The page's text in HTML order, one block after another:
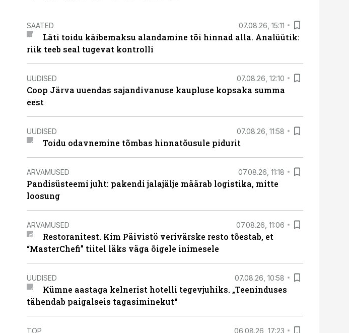
SAATED 07.08.26, 15:11
Läti toidu käibemaksu alandamine tõi hinnad alla. Analüütik:
riik teeb seal tugevat kontrolli
UUDISED 07.08.26, 12:10
Coop Järva uuendas sajandivanuse kaupluse kopsaka summa
eest
UUDISED 07.08.26, 11:58
Toidu odavnemine tõmbas hinnatõusule pidurit
ARVAMUSED 07.08.26, 11:18
Pandisüsteemi juht: pakendi jalajälje määrab logistika, mitte
loosung
ARVAMUSED 07.08.26, 11:06
Restoranitest. Kim Päivistö verivärske resto tõestab, et
“MasterChefi” tiitel läks väga õigele inimesele
UUDISED 07.08.26, 10:58
Kümne aastaga kelnerist hotelli tegevjuhiks. „Teeninduses
tähendab paigalseis tagasiminekut“
TOP 06.08.26, 17:23